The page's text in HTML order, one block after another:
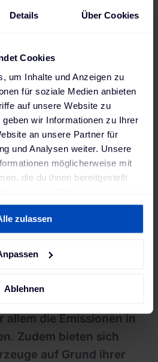
Details Über Cookies
Cookies
um Inhalte und Anzeigen zu
für soziale Medien anbieten
auf unsere Website zu
wir Informationen zu Ihrer
an unsere Partner für
und Analysen weiter. Unsere
möglicherweise mit
die du ihnen bereitgestellt
Informationen findest du in
und unserem
zulassen
Ablehnen
kreieren
Mobilität und
Darmstadt
das
Vertrauen in unsere
wichtige
folgen. Eine Umstellung
allem die Emissionen in
Zudem bieten sich
auf Grund ihrer